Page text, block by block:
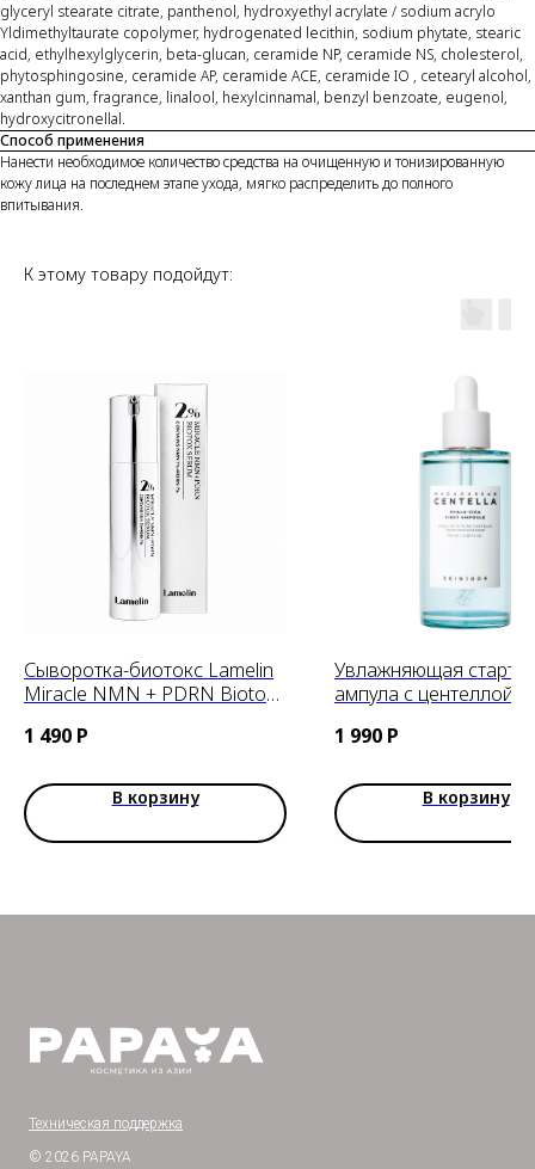
glyceryl stearate citrate, panthenol, hydroxyethyl acrylate / sodium acrylo
Yldimethyltaurate copolymer, hydrogenated lecithin, sodium phytate, stearic
acid, ethylhexylglycerin, beta-glucan, ceramide NP, ceramide NS, cholesterol,
phytosphingosine, ceramide AP, ceramide ACE, ceramide IO , cetearyl alcohol,
xanthan gum, fragrance, linalool, hexylcinnamal, benzyl benzoate, eugenol,
hydroxycitronellal.
Способ применения
Нанести необходимое количество средства на очищенную и тонизированную
кожу лица на последнем этапе ухода, мягко распределить до полного
впитывания.
К этому товару подойдут:
Сыворотка-биотокс Lamelin
Miracle NMN + PDRN Biotox
1 490 Р
В корзину
Увлажняющая
ампула с центеллой
Centella Hyalu-Cica
1 990 Р
В корзину
Техническая поддержка
© 2026 PAPAYA